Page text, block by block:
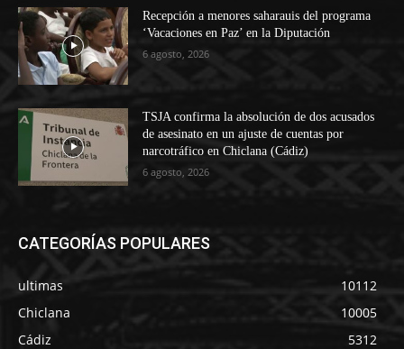
Recepción a menores saharauis del programa
‘Vacaciones en Paz’ en la Diputación
6 agosto, 2026
TSJA confirma la absolución de dos acusados
de asesinato en un ajuste de cuentas por
narcotráfico en Chiclana (Cádiz)
6 agosto, 2026
CATEGORÍAS POPULARES
ultimas
10112
Chiclana
10005
Cádiz
5312